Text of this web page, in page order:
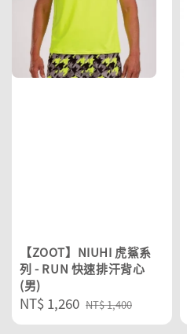
【ZOOT】NIUHI 虎鯊系
列 - RUN 快速排汗背心
(男)
Sale
price
NT$ 1,260 Regular
price
NT$ 1,400